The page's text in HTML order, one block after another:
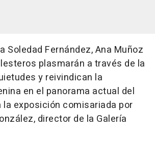
Soledad Fernández, Ana Muñoz
plasmarán a través de la
y reivindican la
en el panorama actual del
la exposición comisariada por
director de la Galería